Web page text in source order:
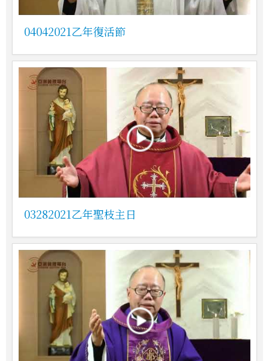
04042021乙年復活節
03282021乙年聖枝主日